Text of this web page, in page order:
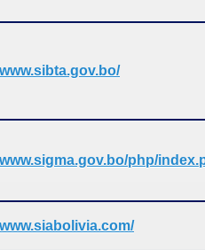
php/